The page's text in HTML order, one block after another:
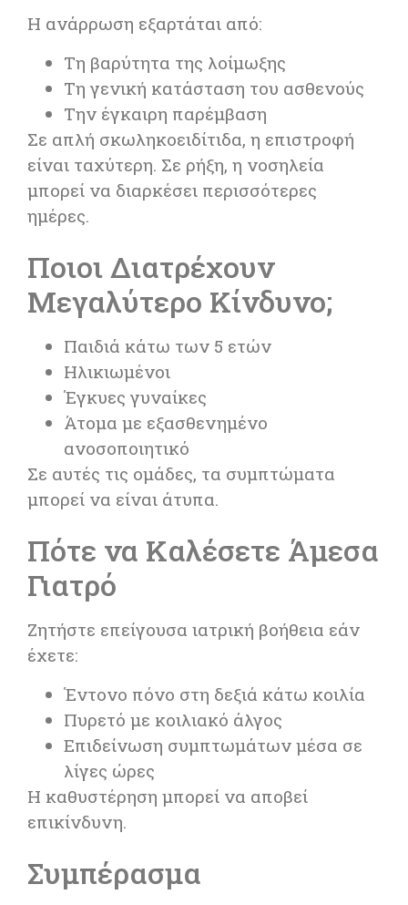
Η ανάρρωση εξαρτάται από:
Τη βαρύτητα της λοίμωξης
Τη γενική κατάσταση του ασθενούς
Την έγκαιρη παρέμβαση
Σε απλή σκωληκοειδίτιδα, η επιστροφή
είναι ταχύτερη. Σε ρήξη, η νοσηλεία
μπορεί να διαρκέσει περισσότερες
ημέρες.
Ποιοι Διατρέχουν
Μεγαλύτερο Κίνδυνο;
Παιδιά κάτω των 5 ετών
Ηλικιωμένοι
Έγκυες γυναίκες
Άτομα με εξασθενημένο
ανοσοποιητικό
Σε αυτές τις ομάδες, τα συμπτώματα
μπορεί να είναι άτυπα.
Πότε να Καλέσετε Άμεσα
Γιατρό
Ζητήστε επείγουσα ιατρική βοήθεια εάν
έχετε:
Έντονο πόνο στη δεξιά κάτω κοιλία
Πυρετό με κοιλιακό άλγος
Επιδείνωση συμπτωμάτων μέσα σε
λίγες ώρες
Η καθυστέρηση μπορεί να αποβεί
επικίνδυνη.
Συμπέρασμα